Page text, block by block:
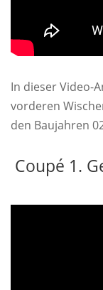
In dieser Video-
vorderen
den Baujahren
Coupé 1.